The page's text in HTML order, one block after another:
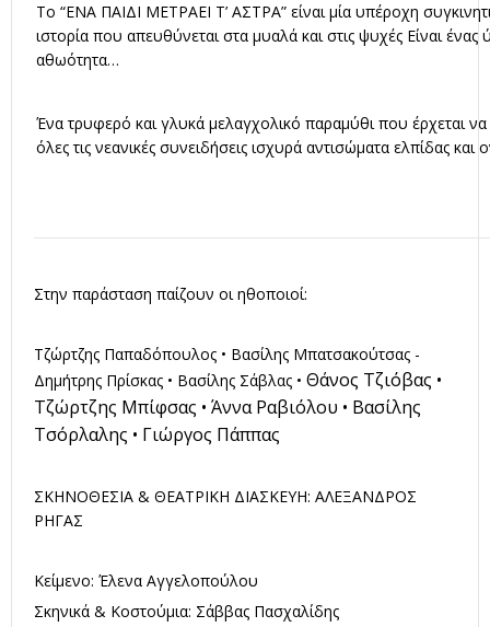
Το “ΕΝΑ ΠΑΙΔΙ ΜΕΤΡΑΕΙ Τ’ ΑΣΤΡΑ” είναι μία υπέροχη
ιστορία που απευθύνεται στα μυαλά και στις ψυχές Είναι ένας
αθωότητα…
Ένα τρυφερό και γλυκά μελαγχολικό παραμύθι που έρχεται
όλες τις νεανικές συνειδήσεις ισχυρά αντισώματα ελπίδας και
Στην παράσταση παίζουν οι ηθοποιοί:
Τζώρτζης Παπαδόπουλος • Βασίλης Μπατσακούτσας -
Δημήτρης Πρίσκας • Βασίλης Σάβλας • Θάνος Τζιόβας •
Τζώρτζης Μπίφσας • Άννα Ραβιόλου • Βασίλης
Τσόρλαλης • Γιώργος Πάππας
ΣΚΗΝΟΘΕΣΙΑ & ΘΕΑΤΡΙΚΗ ΔΙΑΣΚΕΥΗ: ΑΛΕΞΑΝΔΡΟΣ
ΡΗΓΑΣ
Κείμενο: Έλενα Αγγελοπούλου
Σκηνικά & Κοστούμια: Σάββας Πασχαλίδης